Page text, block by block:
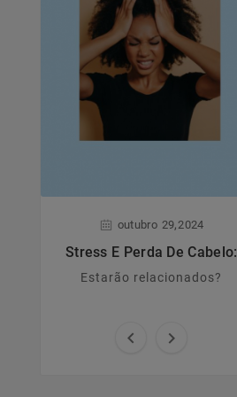
outubro 29, 2024
Stress E Perda De Cabelo:
Estarão relacionados?
 